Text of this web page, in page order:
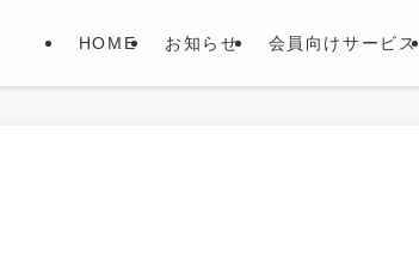
HOME お知らせ 会員向けサービス